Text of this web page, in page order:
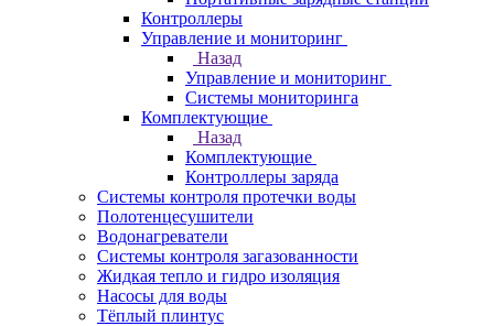
Контроллеры
Управление и мониторинг
Назад
Управление и мониторинг
Системы мониторинга
Комплектующие
Назад
Комплектующие
Контроллеры заряда
Системы контроля протечки воды
Полотенцесушители
Водонагреватели
Системы контроля загазованности
Жидкая тепло и гидро изоляция
Насосы для воды
Тёплый плинтус